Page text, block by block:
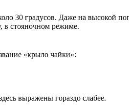
30 градусов. Даже на высокой
в стояночном режиме.
«крыло чайки»:
выражены гораздо слабее.